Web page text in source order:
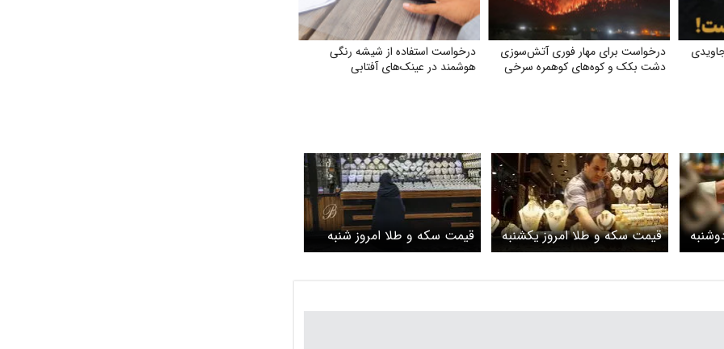
درخواست برای مهار فوری آتش‌سوزی
دشت بکک و کوه‌های کوهمره‌ سرخی
درخواست استفاده از شیشه رنگی
هوشمند در عینک‌های آفتابی
دوشنبه
ربع سکه
قیمت سکه و طلا امروز یکشنبه
۲۷ اردیبهشت ۱۴۰۵ / طلا 18
قیمت سکه و طلا امروز شنبه
۲۶ اردیبهشت ۱۴۰۵ / طلا 18